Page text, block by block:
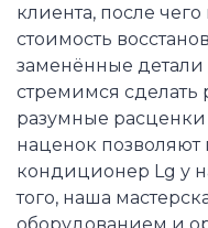
клиента, после
стоимость
заменённые детали
стремимся сделать
разумные
наценок позволяют
кондиционер Lg у
того, наша